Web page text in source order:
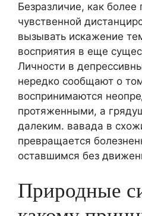
Безразличие, как более
чувственной
вызывать искажение
восприятия в еще
Личности в
нередко сообщают о
воспринимаются
протяженными, а
далеким. вавада в
превращается
оставшимся без
Природные